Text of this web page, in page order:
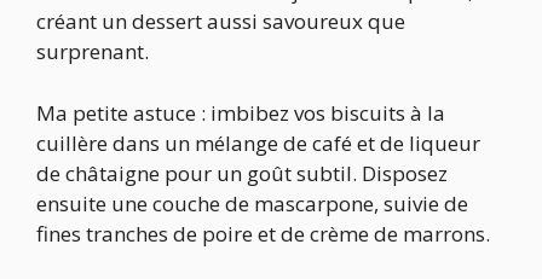
créant un dessert aussi savoureux que
surprenant.
Ma petite astuce : imbibez vos biscuits à la
cuillère dans un mélange de café et de liqueur
de châtaigne pour un goût subtil. Disposez
ensuite une couche de mascarpone, suivie de
fines tranches de poire et de crème de marrons.